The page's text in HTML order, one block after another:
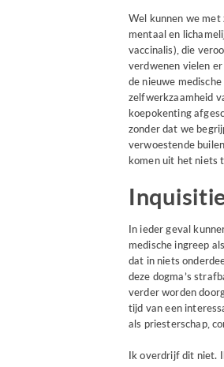
Wel kunnen we met
mentaal en
vaccinalis), die
verdwenen vielen
de nieuwe
zelfwerkzaamheid
koepokenting
zonder dat we
verwoestende
komen uit het niets
In ieder geval
medische ingreep
dat in niets
deze dogma’s
verder worden
tijd van een
als priesterschap,
Ik overdrijf dit niet.